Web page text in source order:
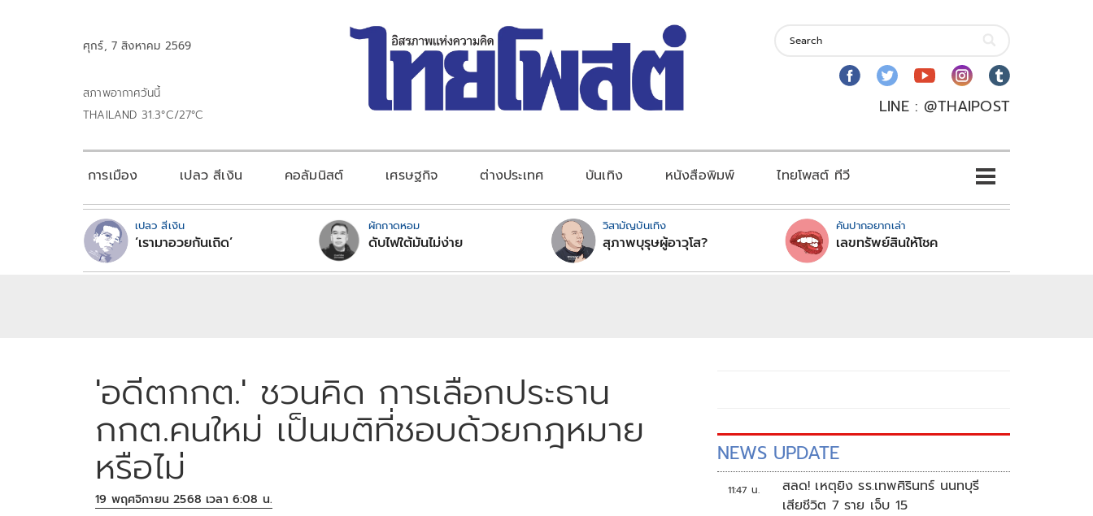
ศุกร์, 7 สิงหาคม 2569
สภาพอากาศวันนี้
THAILAND 31.3°C/27°C
LINE : @THAIPOST
การเมือง เปลว สีเงิน คอลัมนิสต์ เศรษฐกิจ ต่างประเทศ บันเทิง หนังสือพิมพ์ ไทยโพสต์ ทีวี
เปลว สีเงิน
‘เรามาอวยกันเถิด’
ผักกาดหอม
ดับไฟใต้มันไม่ง่าย
วิสามัญบันเทิง
สุภาพบุรุษผู้อาวุโส?
คันปากอยากเล่า
เลขทรัพย์สินให้โชค
'อดีตกกต.' ชวนคิด การเลือกประธาน
กกต.คนใหม่ เป็นมติที่ชอบด้วยกฎหมาย
หรือไม่
19 พฤศจิกายน 2568 เวลา 6:08 น.
NEWS UPDATE
11:47 น.
สลด! เหตุยิง รร.เทพศิรินทร์ นนทบุรี
เสียชีวิต 7 ราย เจ็บ 15